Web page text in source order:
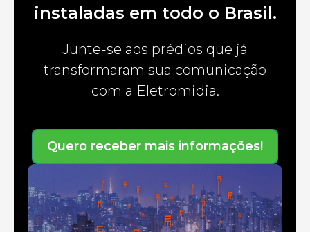
instaladas em todo o Brasil.
Junte-se aos prédios que já
transformaram sua comunicação
com a Eletromidia.
Quero receber mais informações!